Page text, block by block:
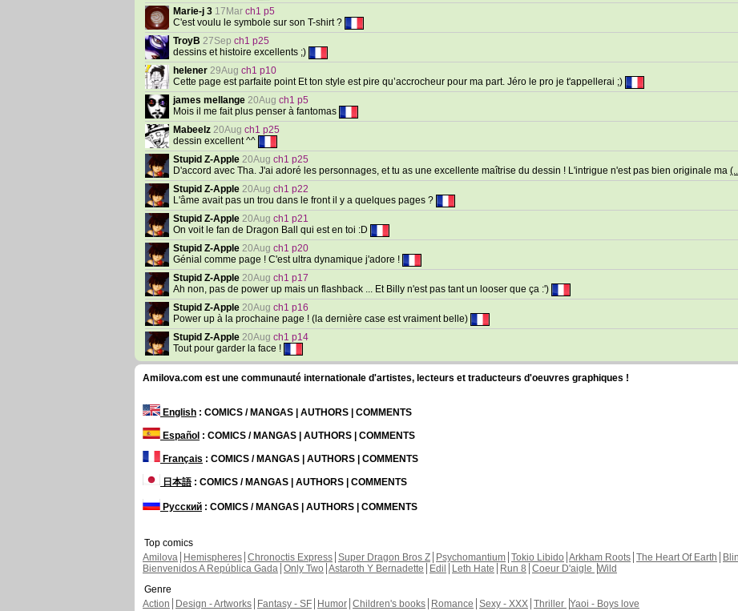
Marie-j 3 17Mar ch1 p5
C'est voulu le symbole sur son T-shirt ?
TroyB 27Sep ch1 p25
dessins et histoire excellents ;)
helener 29Aug ch1 p10
Cette page est parfaite point Et ton style est pire qu’accrocheur pour ma part. Jéro le pro je t'appellerai ;)
james mellange 20Aug ch1 p5
Mois il me fait plus penser à fantomas
Mabeelz 20Aug ch1 p25
dessin excellent ^^
Stupid Z-Apple 20Aug ch1 p25
D'accord avec Tha. J'ai adoré les personnages, et tu as une excellente maîtrise du dessin ! L'intrigue n'est pas bien originale ma
Stupid Z-Apple 20Aug ch1 p22
L'âme avait pas un trou dans le front il y a quelques pages ?
Stupid Z-Apple 20Aug ch1 p21
On voit le fan de Dragon Ball qui est en toi :D
Stupid Z-Apple 20Aug ch1 p20
Génial comme page ! C'est ultra dynamique j'adore !
Stupid Z-Apple 20Aug ch1 p17
Ah non, pas de power up mais un flashback ... Et Billy n'est pas tant un looser que ça :')
Stupid Z-Apple 20Aug ch1 p16
Power up à la prochaine page ! (la dernière case est vraiment belle)
Stupid Z-Apple 20Aug ch1 p14
Tout pour garder la face !
Amilova.com est une communauté internationale d'artistes, lecteurs et traducteurs d'oeuvres graphiques !
English : COMICS / MANGAS | AUTHORS | COMMENTS
Español : COMICS / MANGAS | AUTHORS | COMMENTS
Français : COMICS / MANGAS | AUTHORS | COMMENTS
日本語: COMICS / MANGAS | AUTHORS | COMMENTS
Русский : COMICS / MANGAS | AUTHORS | COMMENTS
Top comics
Amilova
Hemispheres Chronoctis Express Super Dragon Bros Z Psychomantium Tokio Libido Arkham Roots The Heart Of Earth
Bienvenidos A República Gada Only Two Astaroth Y Bernadette Edil Leth Hate Run 8 Coeur D'aigle Wild
Genre
Action
Design - Artworks Fantasy - SF Humor Children's books Romance Sexy - XXX Thriller Yaoi - Boys love